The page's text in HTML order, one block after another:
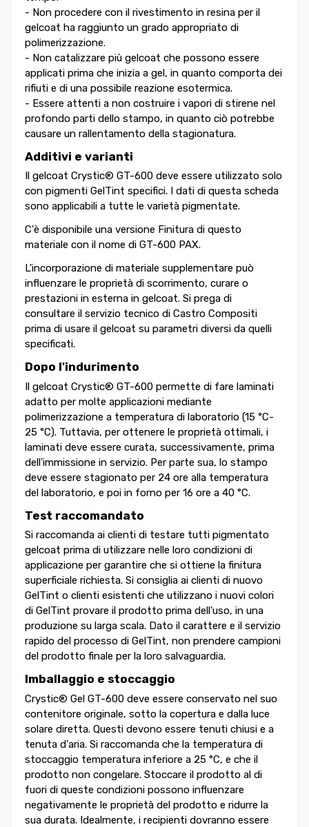
- Non procedere con il rivestimento in resina per il
gelcoat ha raggiunto un grado appropriato di
polimerizzazione.
- Non catalizzare più gelcoat che possono essere
applicati prima che inizia a gel, in quanto comporta dei
rifiuti e di una possibile reazione esotermica.
- Essere attenti a non costruire i vapori di stirene nel
profondo parti dello stampo, in quanto ciò potrebbe
causare un rallentamento della stagionatura.
Additivi e varianti
Il gelcoat Crystic® GT-600 deve essere utilizzato solo
con pigmenti GelTint specifici. I dati di questa scheda
sono applicabili a tutte le varietà pigmentate.
C'è disponibile una versione Finitura di questo
materiale con il nome di GT-600 PAX.
L'incorporazione di materiale supplementare può
influenzare le proprietà di scorrimento, curare o
prestazioni in esterna in gelcoat. Si prega di
consultare il servizio tecnico di Castro Compositi
prima di usare il gelcoat su parametri diversi da quelli
specificati.
Dopo l'indurimento
Il gelcoat Crystic® GT-600 permette di fare laminati
adatto per molte applicazioni mediante
polimerizzazione a temperatura di laboratorio (15 °C-
25 °C). Tuttavia, per ottenere le proprietà ottimali, i
laminati deve essere curata, successivamente, prima
dell'immissione in servizio. Per parte sua, lo stampo
deve essere stagionato per 24 ore alla temperatura
del laboratorio, e poi in forno per 16 ore a 40 °C.
Test raccomandato
Si raccomanda ai clienti di testare tutti pigmentato
gelcoat prima di utilizzare nelle loro condizioni di
applicazione per garantire che si ottiene la finitura
superficiale richiesta. Si consiglia ai clienti di nuovo
GelTint o clienti esistenti che utilizzano i nuovi colori
di GelTint provare il prodotto prima dell'uso, in una
produzione su larga scala. Dato il carattere e il servizio
rapido del processo di GelTint, non prendere campioni
del prodotto finale per la loro salvaguardia.
Imballaggio e stoccaggio
Crystic® Gel GT-600 deve essere conservato nel suo
contenitore originale, sotto la copertura e dalla luce
solare diretta. Questi devono essere tenuti chiusi e a
tenuta d'aria. Si raccomanda che la temperatura di
stoccaggio temperatura inferiore a 25 °C, e che il
prodotto non congelare. Stoccare il prodotto al di
fuori di queste condizioni possono influenzare
negativamente le proprietà del prodotto e ridurre la
sua durata. Idealmente, i recipienti dovranno essere